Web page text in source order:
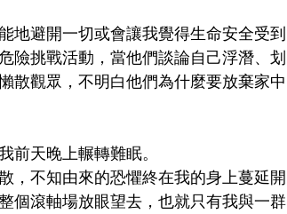
地避開一切或會讓我覺得生命安全受到
險挑戰活動，當他們談論自己浮潛、划
散觀眾，不明白他們為什麼要放棄家中
前天晚上輾轉難眠。
，不知由來的恐懼終在我的身上蔓延開
個滾軸場放眼望去，也就只有我與一群